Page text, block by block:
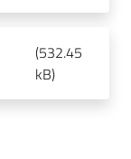
(532.45
kB)